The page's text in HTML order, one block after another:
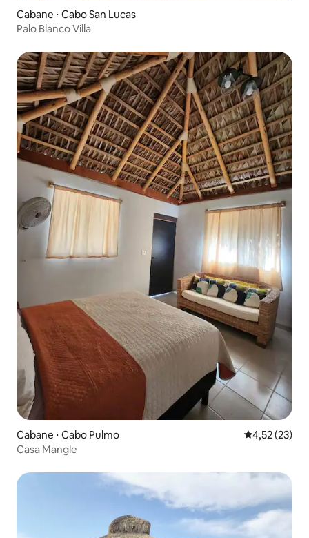
Cabane ⋅ Cabo San Lucas
Palo Blanco Villa
Cabane ⋅ Cabo Pulmo Évaluation
4,52 (23)
Casa Mangle